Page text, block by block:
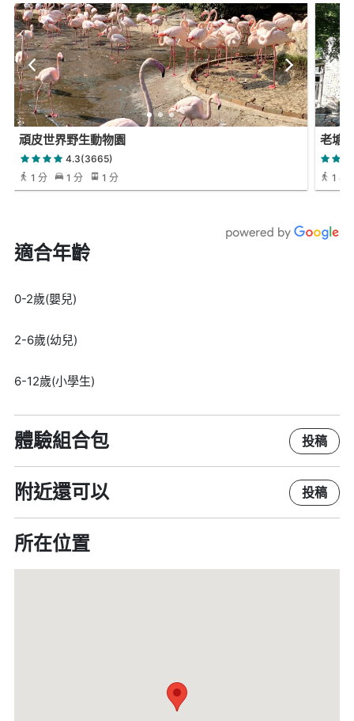
頑皮世界野生動物園
4.3(3665)
1 分
1 分 1 分
老塘
1 小
適合年齡
0-2歲(嬰兒)
2-6歲(幼兒)
6-12歲(小學生)
體驗組合包 投稿
附近還可以 投稿
所在位置